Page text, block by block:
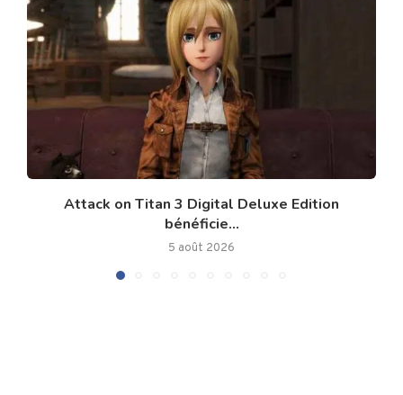
Attack on Titan 3 Digital Deluxe Edition
bénéficie...
5 août 2026